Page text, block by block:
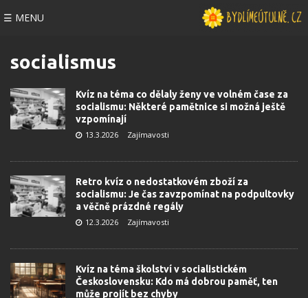
☰ MENU
socialismus
Kvíz na téma co dělaly ženy ve volném čase za
socialismu: Některé pamětnice si možná ještě
vzpomínají
13.3.2026 Zajímavosti
Retro kvíz o nedostatkovém zboží za
socialismu: Je čas zavzpomínat na podpultovky
a věčně prázdné regály
12.3.2026 Zajímavosti
Kvíz na téma školství v socialistickém
Československu: Kdo má dobrou paměť, ten
může projít bez chyby